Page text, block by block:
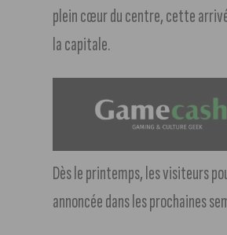
plein cœur du centre, cette
la capitale.
Dès le printemps, les visiteurs
annoncée dans les prochaines